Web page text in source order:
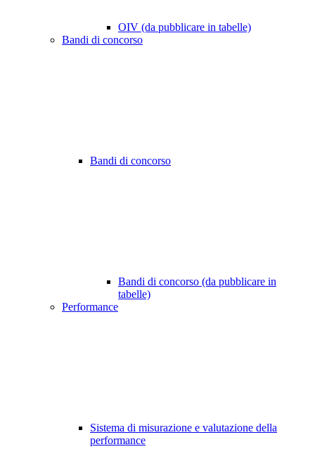
OIV (da pubblicare in tabelle)
Bandi di concorso
Bandi di concorso
Bandi di concorso (da pubblicare in
tabelle)
Performance
Sistema di misurazione e valutazione della
performance